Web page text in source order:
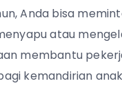
Anda bisa
atau
membantu
kemandirian